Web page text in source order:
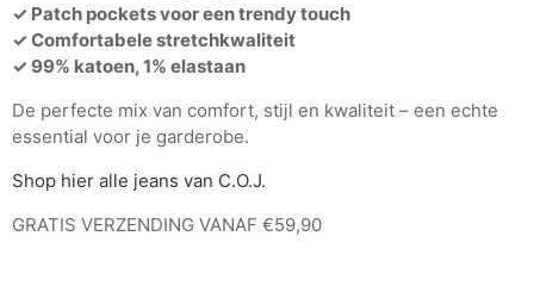
✓ Patch pockets voor een trendy touch
✓ Comfortabele stretchkwaliteit
✓ 99% katoen, 1% elastaan
De perfecte mix van comfort, stijl en kwaliteit – een echte
essential voor je garderobe.
Shop hier alle jeans van C.O.J.
GRATIS VERZENDING VANAF €59,90